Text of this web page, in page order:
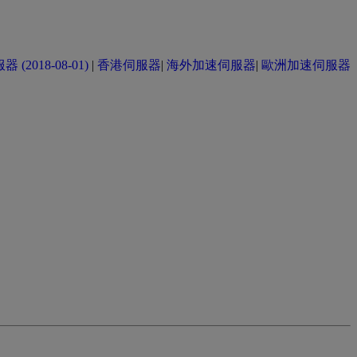
(2018-08-01) | 香港伺服器| 海外加速伺服器| 歐洲加速伺服器